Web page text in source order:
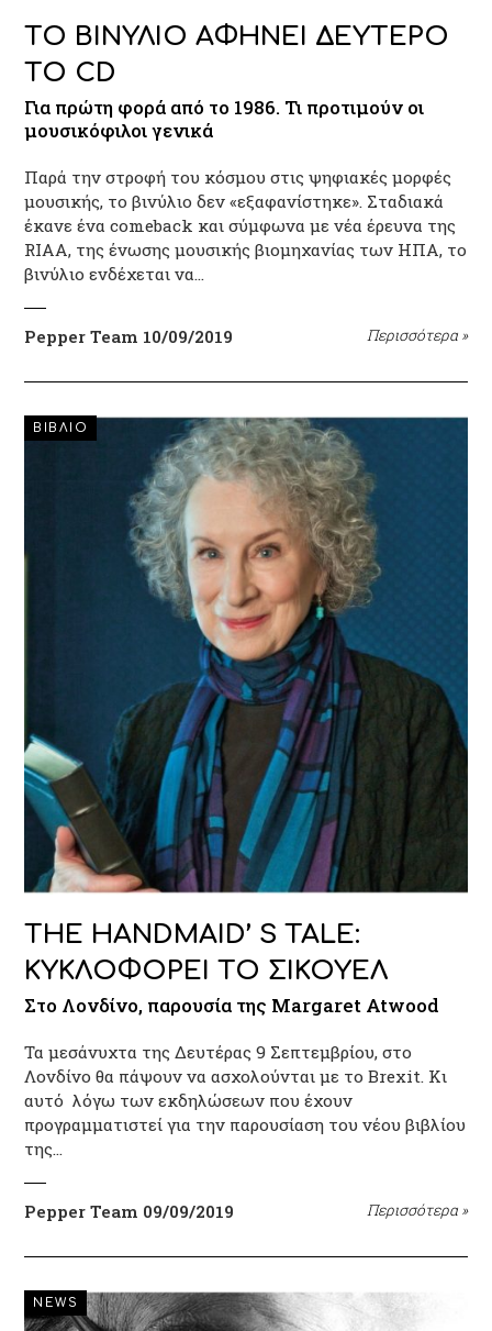
ΤΟ ΒΙΝΥΛΙΟ ΑΦΗΝΕΙ ΔΕΥΤΕΡΟ
ΤΟ CD
Για πρώτη φορά από το 1986. Τι προτιμούν οι
μουσικόφιλοι γενικά
Παρά την στροφή του κόσμου στις ψηφιακές μορφές
μουσικής, το βινύλιο δεν «εξαφανίστηκε». Σταδιακά
έκανε ένα comeback και σύμφωνα με νέα έρευνα της
RIAA, της ένωσης μουσικής βιομηχανίας των ΗΠΑ, το
βινύλιο ενδέχεται να…
Pepper Team 10/09/2019 Περισσότερα »
ΒΙΒΛΙΟ
THE HANDMAID’ S TALE:
KΥΚΛΟΦΟΡΕΙ ΤΟ ΣΙΚΟΥΕΛ
Στο Λονδίνο, παρουσία της Margaret Atwood
Τα μεσάνυχτα της Δευτέρας 9 Σεπτεμβρίου, στο
Λονδίνο θα πάψουν να ασχολούνται με το Brexit. Κι
αυτό λόγω των εκδηλώσεων που έχουν
προγραμματιστεί για την παρουσίαση του νέου βιβλίου
της…
Pepper Team 09/09/2019 Περισσότερα »
NEWS